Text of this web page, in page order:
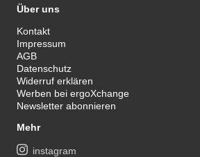
Über uns
Kontakt
Impressum
AGB
Datenschutz
Widerruf erklären
Werben bei ergoXchange
Newsletter abonnieren
Mehr
instagram